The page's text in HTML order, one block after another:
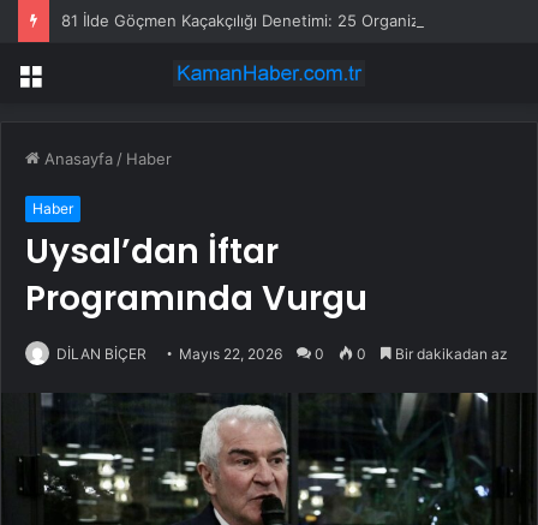
Menü
Anasayfa / Haber
Haber
Uysal’dan İftar
Programında Vurgu
DİLAN BİÇER Mayıs 22, 2026 0 0 Bir dakikadan az